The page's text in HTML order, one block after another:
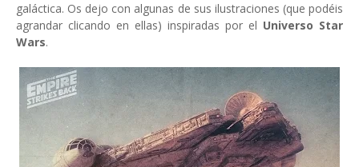
galáctica. Os dejo con algunas de sus ilustraciones (que podéis
agrandar clicando en ellas) inspiradas por el Universo Star
Wars.